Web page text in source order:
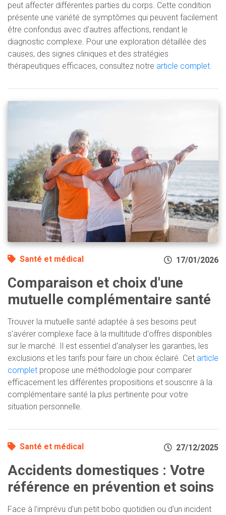
peut affecter différentes parties du corps. Cette condition
présente une variété de symptômes qui peuvent facilement
être confondus avec d'autres affections, rendant le
diagnostic complexe. Pour une exploration détaillée des
causes, des signes cliniques et des stratégies
thérapeutiques efficaces, consultez notre article complet.
Santé et médical 17/01/2026
Comparaison et choix d'une
mutuelle complémentaire santé
Trouver la mutuelle santé adaptée à ses besoins peut
s'avérer complexe face à la multitude d'offres disponibles
sur le marché. Il est essentiel d'analyser les garanties, les
exclusions et les tarifs pour faire un choix éclairé. Cet article
complet propose une méthodologie pour comparer
efficacement les différentes propositions et souscrire à la
complémentaire santé la plus pertinente pour votre
situation personnelle.
Santé et médical 27/12/2025
Accidents domestiques : Votre
référence en prévention et soins
Face à l'imprévu d'un petit bobo quotidien ou d'un incident